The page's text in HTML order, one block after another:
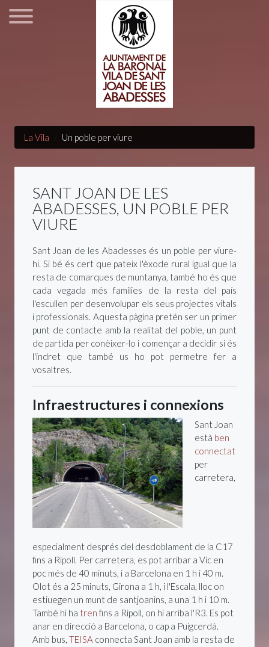
La Vila Un poble per viure
SANT JOAN DE LES
ABADESSES, UN POBLE PER
VIURE
Sant Joan de les Abadesses és un poble per viure-
hi. Si bé és cert que pateix l'èxode rural igual que la
resta de comarques de muntanya, també ho és que
cada vegada més famílies de la resta del país
l'escullen per desenvolupar els seus projectes vitals
i professionals. Aquesta pàgina pretén ser un primer
punt de contacte amb la realitat del poble, un punt
de partida per conèixer-lo i començar a decidir si és
l'indret que també us ho pot permetre fer a
vosaltres.
Infraestructures i connexions
Sant Joan
està ben
connectat
per
carretera,
especialment després del desdoblament de la C17
fins a Ripoll. Per carretera, es pot arribar a Vic en
poc més de 40 minuts, i a Barcelona en 1 h i 40 m.
Olot és a 25 minuts, Girona a 1 h, i l'Escala, lloc on
estiuegen un munt de santjoanins, a una 1 h i 10 m.
També hi ha tren fins a Ripoll, on hi arriba l'R3. Es pot
anar en direcció a Barcelona, o cap a Puigcerdà.
Amb bus, TEISA connecta Sant Joan amb la resta de